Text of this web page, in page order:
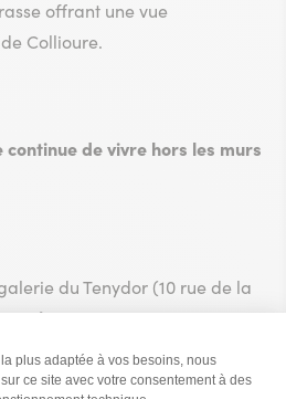
offrant une vue
Collioure.
de vivre hors les murs
du Tenydor (10 rue de la
culturelle riche: balades
et cafés art, organisés en